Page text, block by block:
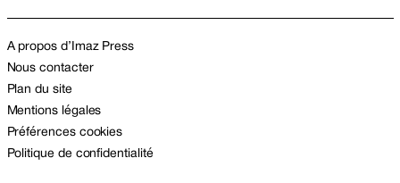
A propos d’Imaz Press
Nous contacter
Plan du site
Mentions légales
Préférences cookies
Politique de confidentialité